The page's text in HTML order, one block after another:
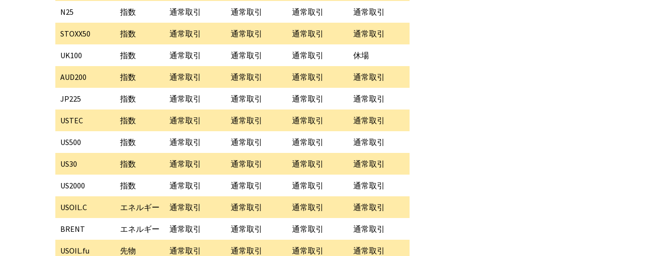
N25 指数 通常取引 通常取引 通常取引 通常取引
STOXX50 指数 通常取引 通常取引 通常取引 通常取引
UK100 指数 通常取引 通常取引 通常取引 休場
AUD200 指数 通常取引 通常取引 通常取引 通常取引
JP225 指数 通常取引 通常取引 通常取引 通常取引
USTEC 指数 通常取引 通常取引 通常取引 通常取引
US500 指数 通常取引 通常取引 通常取引 通常取引
US30 指数 通常取引 通常取引 通常取引 通常取引
US2000 指数 通常取引 通常取引 通常取引 通常取引
USOIL.C エネルギー 通常取引 通常取引 通常取引 通常取引
BRENT エネルギー 通常取引 通常取引 通常取引 通常取引
USOIL.fu 先物 通常取引 通常取引 通常取引 通常取引